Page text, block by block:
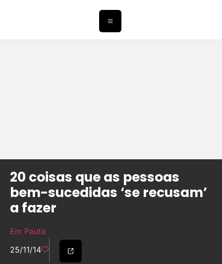
20 coisas que as pessoas
bem-sucedidas ‘se recusam’
a fazer
Em Pauta
25/11/14